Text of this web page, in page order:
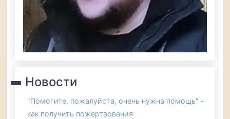
Новости
"Помогите, пожалуйста, очень нужна помощь" -
как получить пожертвования